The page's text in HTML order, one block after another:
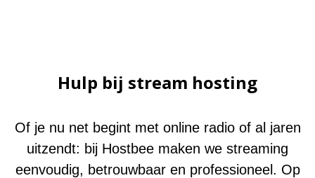
Hulp bij stream hosting
Of je nu net begint met online radio of al jaren
uitzendt: bij Hostbee maken we streaming
eenvoudig, betrouwbaar en professioneel. Op